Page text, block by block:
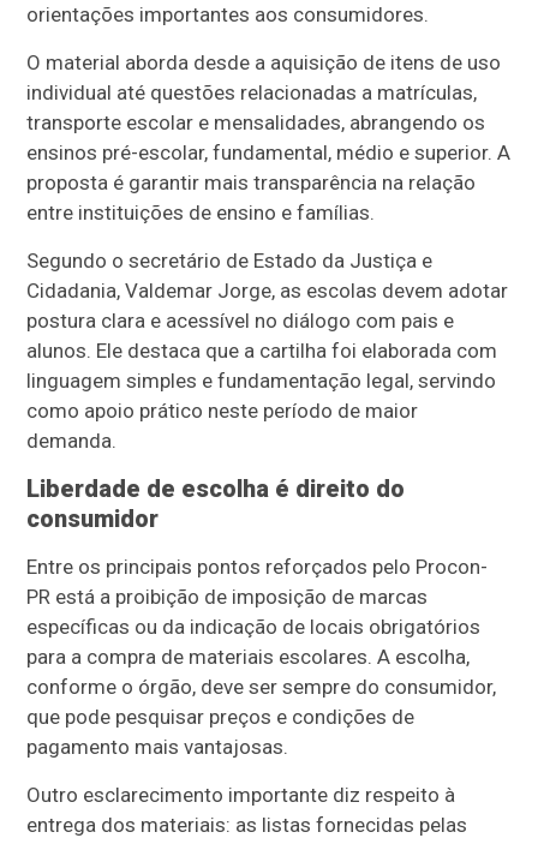
orientações importantes aos consumidores.
O material aborda desde a aquisição de itens de uso
individual até questões relacionadas a matrículas,
transporte escolar e mensalidades, abrangendo os
ensinos pré-escolar, fundamental, médio e superior. A
proposta é garantir mais transparência na relação
entre instituições de ensino e famílias.
Segundo o secretário de Estado da Justiça e
Cidadania, Valdemar Jorge, as escolas devem adotar
postura clara e acessível no diálogo com pais e
alunos. Ele destaca que a cartilha foi elaborada com
linguagem simples e fundamentação legal, servindo
como apoio prático neste período de maior
demanda.
Liberdade de escolha é direito do
consumidor
Entre os principais pontos reforçados pelo Procon-
PR está a proibição de imposição de marcas
específicas ou da indicação de locais obrigatórios
para a compra de materiais escolares. A escolha,
conforme o órgão, deve ser sempre do consumidor,
que pode pesquisar preços e condições de
pagamento mais vantajosas.
Outro esclarecimento importante diz respeito à
entrega dos materiais: as listas fornecidas pelas